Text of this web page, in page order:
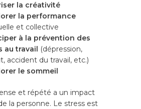
la créativité
la performance
et collective
à la prévention des
au travail (dépression,
accident du travail, etc.)
le sommeil
et répété a un impact
la personne. Le stress est